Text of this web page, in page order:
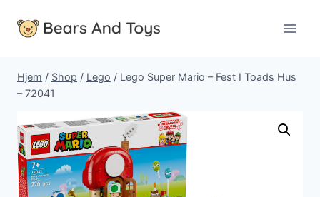
Hjem / Shop / Lego / Lego Super Mario – Fest I Toads Hus
– 72041